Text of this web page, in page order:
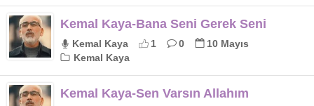
Kemal Kaya-Bana Seni Gerek Seni
Kemal Kaya 1 0
10 Mayıs
Kemal Kaya
Kemal Kaya-Sen Varsın Allahım